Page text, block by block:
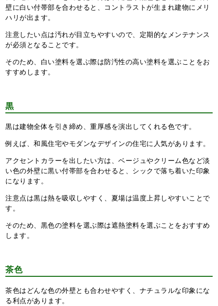
壁に白い付帯部を合わせると、コントラストが生まれ建物にメリ
ハリが出ます。
注意したい点は汚れが目立ちやすいので、定期的なメンテナンス
が必須となることです。
そのため、白い塗料を選ぶ際は防汚性の高い塗料を選ぶことをお
すすめします。
黒
黒は建物全体を引き締め、重厚感を演出してくれる色です。
例えば、和風住宅やモダンなデザインの住宅に人気があります。
アクセントカラーを出したい方は、ベージュやクリーム色など淡
い色の外壁に黒い付帯部を合わせると、シックで落ち着いた印象
になります。
注意点は黒は熱を吸収しやすく、夏場は温度上昇しやすいことで
す。
そのため、黒色の塗料を選ぶ際は遮熱塗料を選ぶことをおすすめ
します。
茶色
茶色はどんな色の外壁とも合わせやすく、ナチュラルな印象にな
る利点があります。